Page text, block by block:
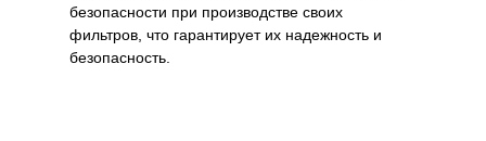
безопасности при производстве своих
фильтров, что гарантирует их надежность и
безопасность.